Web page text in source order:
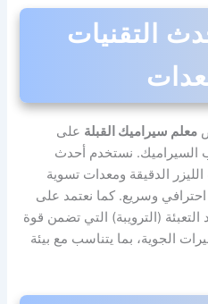
التقنيات
معلم سيراميك القبلة على
السيراميك. نستخدم أحدث
الدقيقة ومعدات تسوية
وسريع. كما نعتمد على
التعبئة (الترويبة) التي تضمن قوة
الجوية، بما يتناسب مع بيئة